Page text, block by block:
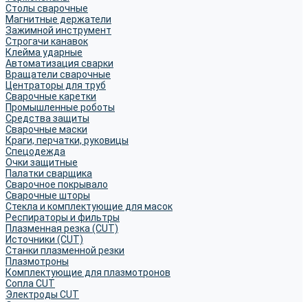
Столы сварочные
Магнитные держатели
Зажимной инструмент
Строгачи канавок
Клейма ударные
Автоматизация сварки
Вращатели сварочные
Центраторы для труб
Сварочные каретки
Промышленные роботы
Средства защиты
Сварочные маски
Краги, перчатки, руковицы
Спецодежда
Очки защитные
Палатки сварщика
Сварочное покрывало
Сварочные шторы
Стекла и комплектующие для масок
Респираторы и фильтры
Плазменная резка (CUT)
Источники (CUT)
Станки плазменной резки
Плазмотроны
Комплектующие для плазмотронов
Сопла CUT
Электроды CUT